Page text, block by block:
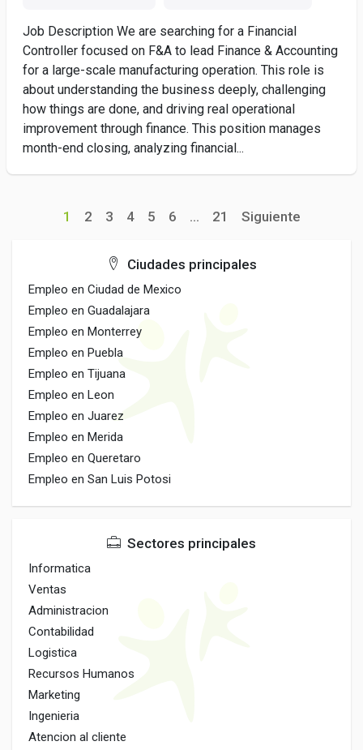
Job Description We are searching for a Financial
Controller focused on F&A to lead Finance & Accounting
for a large-scale manufacturing operation. This role is
about understanding the business deeply, challenging
how things are done, and driving real operational
improvement through finance. This position manages
month-end closing, analyzing financial...
1 2 3 4 5 6 ... 21 Siguiente
Ciudades principales
Empleo en Ciudad de Mexico
Empleo en Guadalajara
Empleo en Monterrey
Empleo en Puebla
Empleo en Tijuana
Empleo en Leon
Empleo en Juarez
Empleo en Merida
Empleo en Queretaro
Empleo en San Luis Potosi
Sectores principales
Informatica
Ventas
Administracion
Contabilidad
Logistica
Recursos Humanos
Marketing
Ingenieria
Atencion al cliente